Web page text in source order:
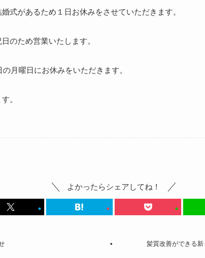
式があるため１日お休みをさせていただきます。
のため営業いたします。
月曜日にお休みをいただきます。
。
よかったらシェアしてね！
髪質改善ができる